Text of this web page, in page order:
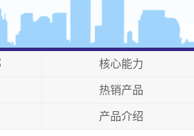
核心能力
热销产品
产品介绍